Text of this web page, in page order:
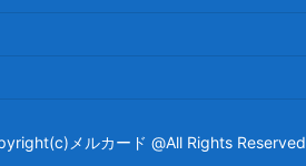
メルカード @All Rights Reserved